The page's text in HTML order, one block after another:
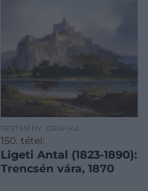
FESTMÉNY, GRAFIKA
150. tétel:
Ligeti Antal (1823-1890):
Trencsén vára, 1870